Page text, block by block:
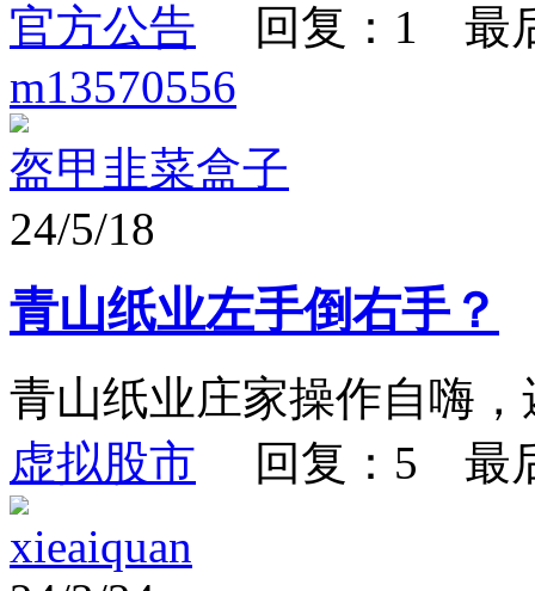
官方公告 回复：1 最
m13570556
盔甲韭菜盒子
24/5/18
青山纸业左手倒右手？
青山纸业庄家操作自嗨
虚拟股市 回复：5 最
xieaiquan